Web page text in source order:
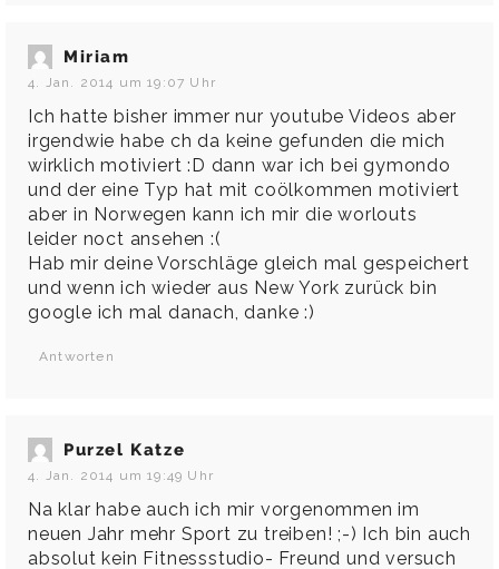
Miriam
4. Jan. 2014 um 19:07 Uhr
Ich hatte bisher immer nur youtube Videos aber
irgendwie habe ch da keine gefunden die mich
wirklich motiviert :D dann war ich bei gymondo
und der eine Typ hat mit coölkommen motiviert
aber in Norwegen kann ich mir die worlouts
leider noct ansehen :(
Hab mir deine Vorschläge gleich mal gespeichert
und wenn ich wieder aus New York zurück bin
google ich mal danach, danke :)
Antworten
Purzel Katze
4. Jan. 2014 um 19:49 Uhr
Na klar habe auch ich mir vorgenommen im
neuen Jahr mehr Sport zu treiben! ;-) Ich bin auch
absolut kein Fitnessstudio- Freund und versuch